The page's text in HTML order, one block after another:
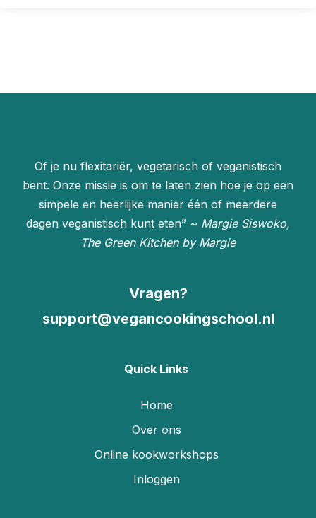
Of je nu flexitariër, vegetarisch of veganistisch
bent. Onze missie is om te laten zien hoe je op een
simpele en heerlijke manier één of meerdere
dagen veganistisch kunt eten” ~ Margie Siswoko,
The Green Kitchen by Margie
Vragen?
support@vegancookingschool.nl
Quick Links
Home
Over ons
Online kookworkshops
Inloggen